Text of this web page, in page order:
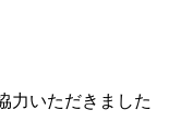
力いただきました